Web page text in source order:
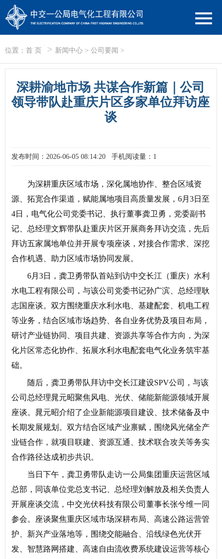
位置： 首 页 > 新闻中心 > 公司要闻 >
深耕渝地市场 共谋合作新篇｜公司
领导带队赴重庆片区多家单位拜访座
谈
发布时间：2026-06-05 08:14:20 手机阅读量：1
为深耕重庆区域市场，深化属地协作、整合区域资
源、拓宽合作渠道，赋能属地项目高质量发展，6月3日至
4日，电气化公司党委书记、执行董事龚卫勇，党委副书
记、总经理文辉带队赴重庆片区开展商务拜访交流，先后
拜访五家属地单位并开展专项座谈，对接合作需求、深挖
合作机遇、助力区域市场协同发展。
6月3日，龚卫勇带队首站到访中交长江（重庆）水利
水电工程有限公司，与该公司党委书记孙广滨、总经理耿
志国座谈。双方围绕重庆水利水电、基建配套、机电工程
等业务，结合区域市场趋势、各自业务优势及项目布局，
研讨产业链协同、项目共建、资源共享等合作方向，为深
化片区常态化协作、拓展水利水电配套电气化业务筑牢基
础。
随后，龚卫勇带队拜访中交长江建设SPV公司，与该
公司总经理晁元昭聚焦风电、光伏、储能新能源领域开展
座谈。晁元昭介绍了企业新能源项目建设、技术储备及中
长期发展规划。双方结合区域产业禀赋，围绕风光储全产
业链合作，就项目联建、资源互通、技术联合攻关等务实
合作路径达成初步共识。
当日下午，龚卫勇带队走访一公局集团重庆运营区域
总部，同该单位党总支书记、总经理刘解放及相关负责人
开展座谈交流，中交光伏科技有限公司董事长张兮维一同
参会。座谈聚焦重庆区域市场深耕布局、高速公路运营管
护、新兴产业落地等，围绕交能融合、沿线绿色光伏开
发、智慧路网搭建、高速自由流收费系统建设运营等核心